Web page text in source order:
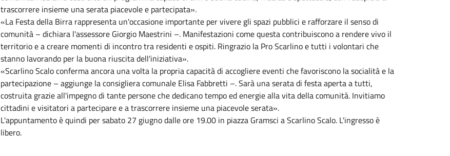
trascorrere insieme una serata piacevole e partecipata».
«La Festa della Birra rappresenta un'occasione importante per vivere gli spazi pubblici e rafforzare il senso di
comunità – dichiara l'assessore Giorgio Maestrini –. Manifestazioni come questa contribuiscono a rendere vivo il
territorio e a creare momenti di incontro tra residenti e ospiti. Ringrazio la Pro Scarlino e tutti i volontari che
stanno lavorando per la buona riuscita dell'iniziativa».
«Scarlino Scalo conferma ancora una volta la propria capacità di accogliere eventi che favoriscono la socialità e la
partecipazione – aggiunge la consigliera comunale Elisa Fabbretti –. Sarà una serata di festa aperta a tutti,
costruita grazie all'impegno di tante persone che dedicano tempo ed energie alla vita della comunità. Invitiamo
cittadini e visitatori a partecipare e a trascorrere insieme una piacevole serata».
L'appuntamento è quindi per sabato 27 giugno dalle ore 19.00 in piazza Gramsci a Scarlino Scalo. L'ingresso è
libero.